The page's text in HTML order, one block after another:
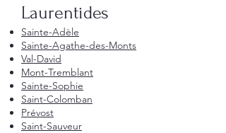
Laurentides
Sainte-Adèle
Sainte-Agathe-des-Monts
Val-David
Mont-Tremblant
Sainte-Sophie
Saint-Colomban
Prévost
Saint-Sauveur